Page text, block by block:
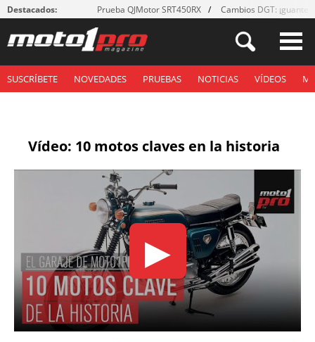
Destacados: Prueba QJMotor SRT450RX Cambios DGT: ¡guantes!
SUSCRÍBETE NOVEDADES PRUEBAS NOTICIAS VÍDEOS
Vídeo: 10 motos claves en la historia
▶